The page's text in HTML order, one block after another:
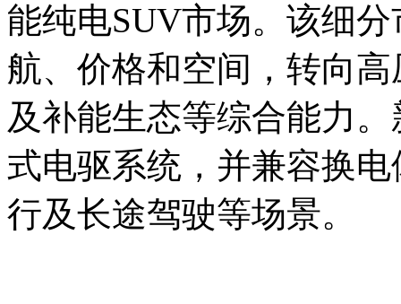
能纯电SUV市场。该细
航、价格和空间，转向
及补能生态等综合能力
式电驱系统，并兼容换
行及长途驾驶等场景。